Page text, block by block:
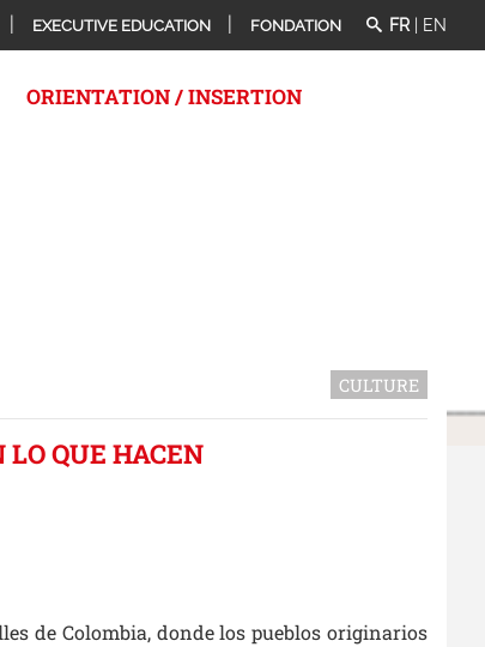
EXECUTIVE EDUCATION FONDATION FR EN
ORIENTATION / INSERTION
CULTURE
LO QUE HACEN
de Colombia, donde los pueblos originarios